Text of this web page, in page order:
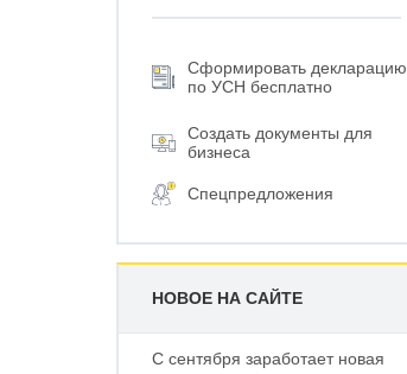
Сформировать декларацию
по УСН бесплатно
Создать документы для
бизнеса
Спецпредложения
НОВОЕ НА САЙТЕ
С сентября заработает новая